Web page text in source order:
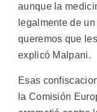
aunque la
legalmente de
queremos que
explicó Malpani.
Esas
la Comisión